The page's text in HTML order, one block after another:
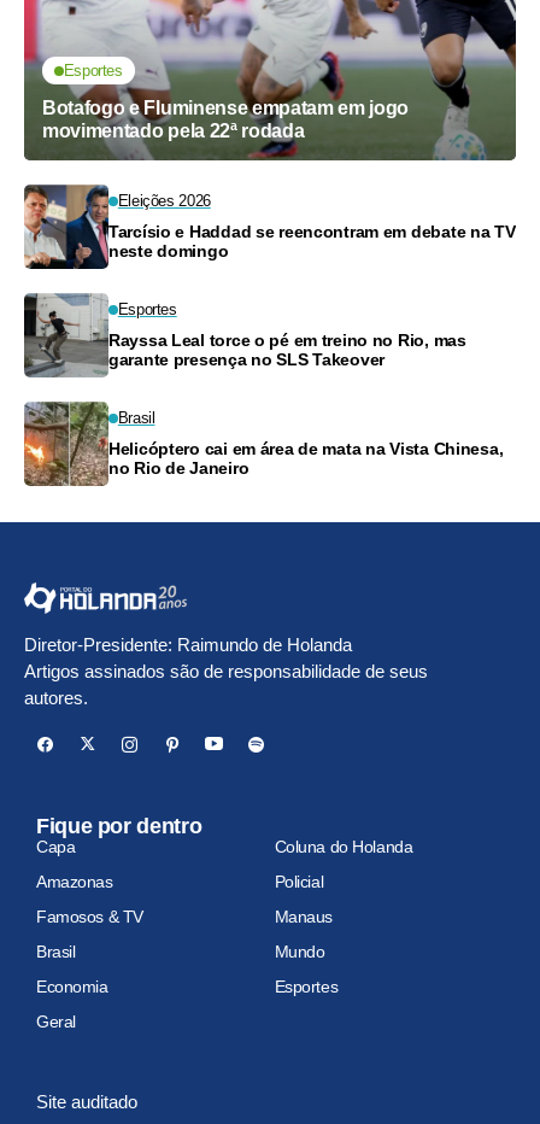
Esportes
Botafogo e Fluminense empatam em jogo
movimentado pela 22ª rodada
Eleições 2026
Tarcísio e Haddad se reencontram em debate na TV
neste domingo
Esportes
Rayssa Leal torce o pé em treino no Rio, mas
garante presença no SLS Takeover
Brasil
Helicóptero cai em área de mata na Vista Chinesa,
no Rio de Janeiro
Diretor-Presidente: Raimundo de Holanda
Artigos assinados são de responsabilidade de seus
autores.
Fique por dentro
Capa
Coluna do Holanda
Amazonas
Policial
Famosos & TV
Manaus
Brasil
Mundo
Economia
Esportes
Geral
Site auditado